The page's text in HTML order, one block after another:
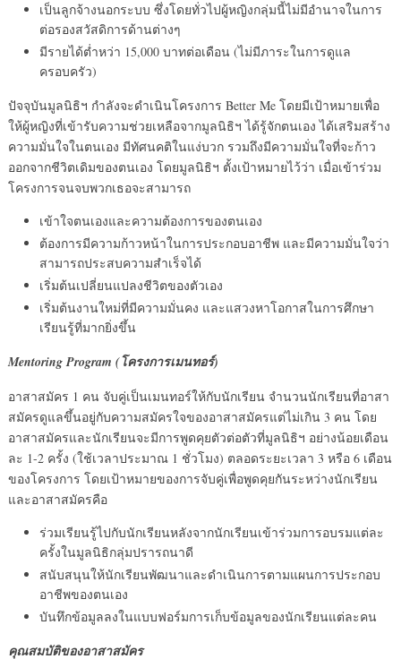
เป็นลูกจ้างนอกระบบ ซึ่งโดยทั่วไปผู้หญิงกลุ่มนี้ไม่มีอำนาจในการ
ต่อรองสวัสดิการด้านต่างๆ
มีรายได้ต่ำหว่า 15,000 บาทต่อเดือน (ไม่มีภาระในการดูแล
ครอบครัว)
ปัจจุบันมูลนิธิฯ กำลังจะดำเนินโครงการ Better Me โดยมีเป้าหมายเพื่อ
ให้ผู้หญิงที่เข้ารับความช่วยเหลือจากมูลนิธิฯ ได้รู้จักตนเอง ได้เสริมสร้าง
ความมั่นใจในตนเอง มีทัศนคติในแง่บวก รวมถึงมีความมั่นใจที่จะก้าว
ออกจากชีวิตเดิมของตนเอง โดยมูลนิธิฯ ตั้งเป้าหมายไว้ว่า เมื่อเข้าร่วม
โครงการจนจบพวกเธอจะสามารถ
เข้าใจตนเองและความต้องการของตนเอง
ต้องการมีความก้าวหน้าในการประกอบอาชีพ และมีความมั่นใจว่า
สามารถประสบความสำเร็จได้
เริ่มต้นเปลี่ยนแปลงชีวิตของตัวเอง
เริ่มต้นงานใหม่ที่มีความมั่นคง และแสวงหาโอกาสในการศึกษา
เรียนรู้ที่มากยิ่งขึ้น
Mentoring Program (โครงการเมนทอร์)
อาสาสมัคร 1 คน จับคู่เป็นเมนทอร์ให้กับนักเรียน จำนวนนักเรียนที่อาสา
สมัครดูแลขึ้นอยู่กับความสมัครใจของอาสาสมัครแต่ไม่เกิน 3 คน โดย
อาสาสมัครและนักเรียนจะมีการพูดคุยตัวต่อตัวที่มูลนิธิฯ อย่างน้อยเดือน
ละ 1-2 ครั้ง (ใช้เวลาประมาณ 1 ชั่วโมง) ตลอดระยะเวลา 3 หรือ 6 เดือน
ของโครงการ โดยเป้าหมายของการจับคู่เพื่อพูดคุยกันระหว่างนักเรียน
และอาสาสมัครคือ
ร่วมเรียนรู้ไปกับนักเรียนหลังจากนักเรียนเข้าร่วมการอบรมแต่ละ
ครั้งในมูลนิธิกลุ่มปรารถนาดี
สนับสนุนให้นักเรียนพัฒนาและดำเนินการตามแผนการประกอบ
อาชีพของตนเอง
บันทึกข้อมูลลงในแบบฟอร์มการเก็บข้อมูลของนักเรียนแต่ละคน
คุณสมบัติของอาสาสมัคร